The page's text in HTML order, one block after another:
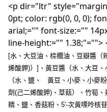
<p dir="ltr"
0pt; color: rgb(0, 0, 0);
arial;="" font-size:=""
line-height:="" 1.38;"="">
[水、大豆油、棕櫚油、豆瓣醬（
烯酸鉀)）]、黃豆醬（水、大豆
（水、鹽、   黃豆、小麥、小麥
劑(己二烯酸鉀)、草菇）、竹筍
精、鹽、香菇粉、5'-次黃嘌呤核